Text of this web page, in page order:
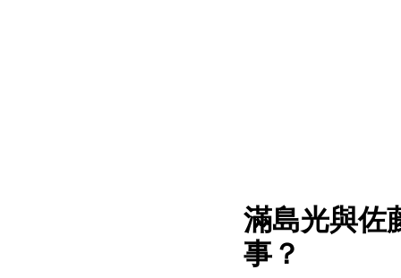
滿島光與佐
事？